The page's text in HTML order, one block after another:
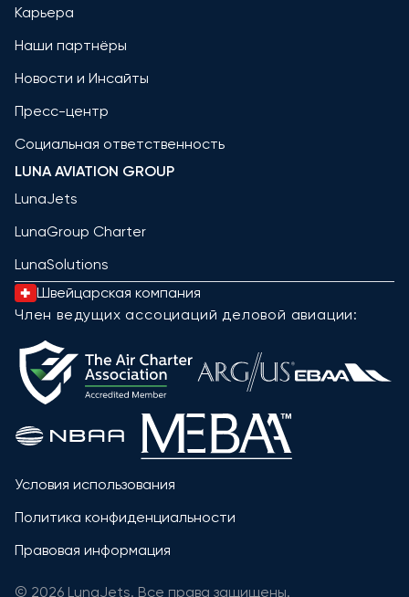
Карьера
Наши партнёры
Новости и Инсайты
Пресс-центр
Социальная ответственность
LUNA AVIATION GROUP
LunaJets
LunaGroup Charter
LunaSolutions
Швейцарская компания
Член ведущих ассоциаций деловой авиации:
Условия использования
Политика конфиденциальности
Правовая информация
© 2026 LunaJets. Все права защищены.